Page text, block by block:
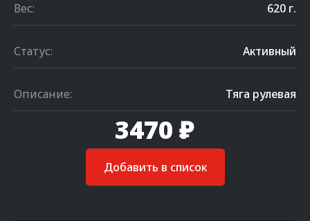
Вес:
620 г.
Статус: Активный
Описание: Тяга рулевая
3470 ₽
Добавить в список